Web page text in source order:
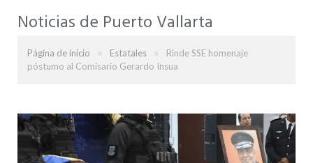
Noticias de Puerto Vallarta
Página de inicio » Estatales »
Rinde SSE homenaje
póstumo al Comisario Gerardo Insua